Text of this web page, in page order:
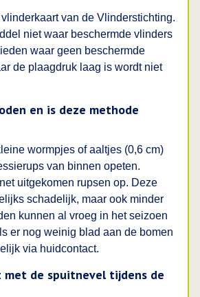
van de Vlinderstichting.
niet waar beschermde vlinders
waar geen beschermde
de plaagdruk laag is wordt niet
en is deze methode
wormpjes of aaltjes (0,6 cm)
van binnen opeten.
uitgekomen rupsen op. Deze
schadelijk, maar ook minder
kunnen al vroeg in het seizoen
er nog weinig blad aan de bomen
via huidcontact.
met de spuitnevel tijdens de